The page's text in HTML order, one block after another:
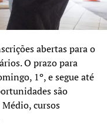
abertas para o
O prazo para
1º, e segue até
são
cursos